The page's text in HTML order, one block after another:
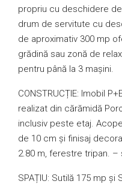
propriu cu deschidere
drum de servitute cu
de aproximativ 300 mp
grădină sau zonă de
pentru până la 3 mașini.
CONSTRUCȚIE: Imobil
realizat din cărămidă
inclusiv peste etaj.
de 10 cm și finisaj
2.80 m, ferestre tripan.
SPAȚIU: Sutilă 175 mp